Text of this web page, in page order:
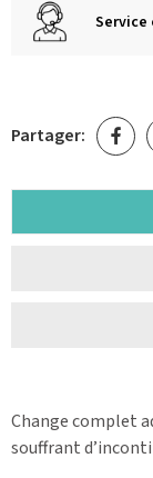
Service
Partager:
Change complet
souffrant